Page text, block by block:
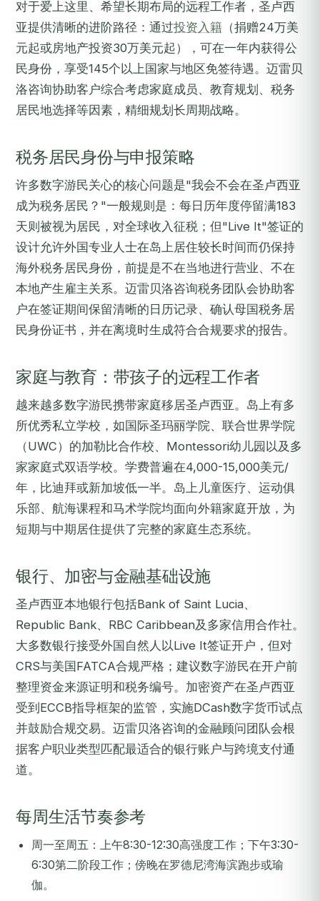
对于爱上这里、希望长期布局的远程工作者，圣卢西
亚提供清晰的进阶路径：通过投资入籍 （捐赠24万美
元起或房地产投资30万美元起），可在一年内获得公
民身份，享受145个以上国家与地区免签待遇。迈雷贝
洛咨询协助客户综合考虑家庭成员、教育规划、税务
居民地选择等因素，精细规划长周期战略。
税务居民身份与申报策略
许多数字游民关心的核心问题是"我会不会在圣卢西亚
成为税务居民？"一般规则是：每日历年度停留满183
天则被视为居民，对全球收入征税；但"Live It"签证的
设计允许外国专业人士在岛上居住较长时间而仍保持
海外税务居民身份，前提是不在当地进行营业、不在
本地产生雇主关系。迈雷贝洛咨询税务团队会协助客
户在签证期间保留清晰的日历记录、确认母国税务居
民身份证书，并在离境时生成符合合规要求的报告。
家庭与教育：带孩子的远程工作者
越来越多数字游民携带家庭移居圣卢西亚。岛上有多
所优秀私立学校，如国际圣玛丽学院、联合世界学院
（UWC）的加勒比合作校、Montessori幼儿园以及多
家家庭式双语学校。学费普遍在4,000-15,000美元/
年，比迪拜或新加坡低一半。岛上儿童医疗、运动俱
乐部、航海课程和马术学院均面向外籍家庭开放，为
短期与中期居住提供了完整的家庭生态系统。
银行、加密与金融基础设施
圣卢西亚本地银行包括Bank of Saint Lucia、
Republic Bank、RBC Caribbean及多家信用合作社。
大多数银行接受外国自然人以Live It签证开户，但对
CRS与美国FATCA合规严格；建议数字游民在开户前
整理资金来源证明和税务编号。加密资产在圣卢西亚
受到ECCB指导框架的监管，实施DCash数字货币试点
并鼓励合规交易。迈雷贝洛咨询的金融顾问团队会根
据客户职业类型匹配最适合的银行账户与跨境支付通
道。
每周生活节奏参考
周一至周五：上午8:30-12:30高强度工作；下午3:30-
6:30第二阶段工作；傍晚在罗德尼湾海滨跑步或瑜
伽。